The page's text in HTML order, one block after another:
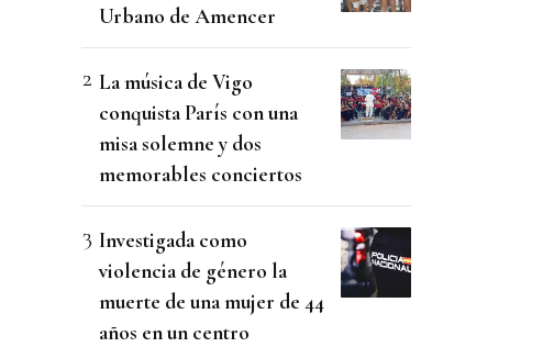
Urbano de Amencer
La música de Vigo
conquista París con una
misa solemne y dos
memorables conciertos
Investigada como
violencia de género la
muerte de una mujer de 44
años en un centro